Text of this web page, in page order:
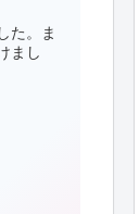
た。ま
まし